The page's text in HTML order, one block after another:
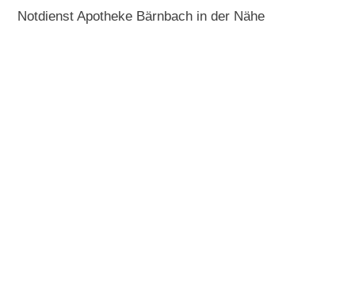
Notdienst Apotheke Bärnbach in der Nähe